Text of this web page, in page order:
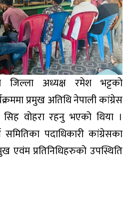
जिल्ला अध्यक्ष रमेश भट्टको
प्रमुख अतिथि नेपाली कांग्रेस
वोहरा रहनु भएको थिया ।
समितिका पदाधिकारी कांग्रेसका
एवंम प्रतिनिधिहरुको उपस्थिति